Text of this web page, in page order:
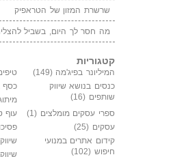
שרשרת המזון של הטראפיק
מה חסר לך היום, בשביל
קטגוריות
המיליונר בפיג'מה (149)
כנסים בנושא שיווק
שותפים (16)
כסף
ספרי עסקים מומלצים (1) עוף
עסקים (25)
קידום אתרים במנועי
חיפוש (102)